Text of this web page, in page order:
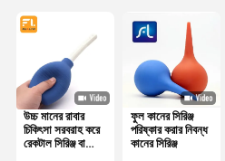
উচ্চ মানের রাবার
চিকিৎসা সরবরাহ করে
রেকটাল সিরিঞ্জ বা
ফুল কানের সিরিঞ্জ
পরিষ্কার করার নিবন্ধ
কানের সিরিঞ্জ